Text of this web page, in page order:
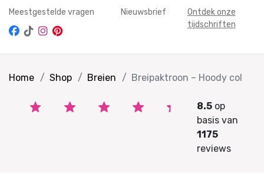
Meestgestelde vragen Nieuwsbrief
Ontdek onze
tijdschriften
Home Shop Breien Breipaktroon – Hoody col
8.5op
basis van
1175
reviews